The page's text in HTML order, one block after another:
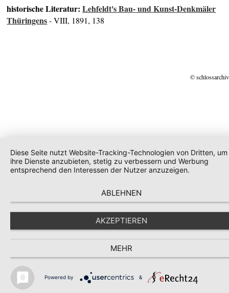
historische Literatur:Lehfeldt's Bau- und Kunst-Denkmäler
Thüringens- VIII, 1891, 138
©
Diese Seite nutzt Website-Tracking-Technologien von Dritten, um
ihre Dienste anzubieten, stetig zu verbessern und Werbung
entsprechend den Interessen der Nutzer anzuzeigen.
ABLEHNEN
AKZEPTIEREN
MEHR
Powered by &